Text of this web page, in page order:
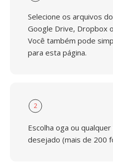
Selecione os arquivos
Google Drive, Dropbox
Você também pode
para esta página.
2
Escolha oga ou
desejado (mais de 200